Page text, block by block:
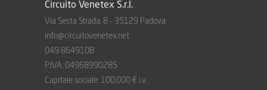
Circuito Venetex S.r.l.
Via Sesta Strada, 8 - 35129 Padova
info@circuitovenetex.net
049 8649108
P.IVA: 04968990285
Capitale sociale: 100.000 € i.v.